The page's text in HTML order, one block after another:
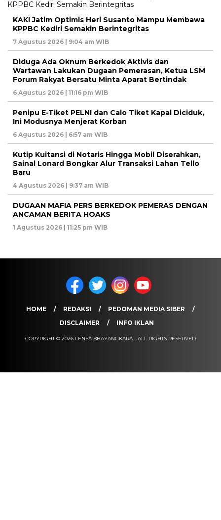
KAKI Jatim Optimis Heri Susanto Mampu Membawa
KPPBC Kediri Semakin Berintegritas
7 Agustus 2026 | 9:04 am WIB
Diduga Ada Oknum Berkedok Aktivis dan
Wartawan Lakukan Dugaan Pemerasan, Ketua LSM
Forum Rakyat Bersatu Minta Aparat Bertindak
6 Agustus 2026 | 11:16 pm WIB
Penipu E-Tiket PELNI dan Calo Tiket Kapal Diciduk,
Ini Modusnya Menjerat Korban
6 Agustus 2026 | 6:57 am WIB
Kutip Kuitansi di Notaris Hingga Mobil Diserahkan,
Sainal Lonard Bongkar Alur Transaksi Lahan Tello
Baru
4 Agustus 2026 | 9:37 am WIB
DUGAAN MAFIA PERS BERKEDOK PEMERAS DENGAN
ANCAMAN BERITA HOAKS
1 Agustus 2026 | 11:25 pm WIB
HOME REDAKSI
PEDOMAN MEDIA SIBER
DISCLAIMER
INFO IKLAN
COPYRIGHT © 2026 LENSA BHAYANGKARA - ALL RIGHTS RESERVED